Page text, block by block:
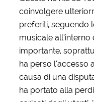
coinvolgere
preferiti, seguendo
musicale
importante,
ha perso l’accesso
causa di una
ha portato alla